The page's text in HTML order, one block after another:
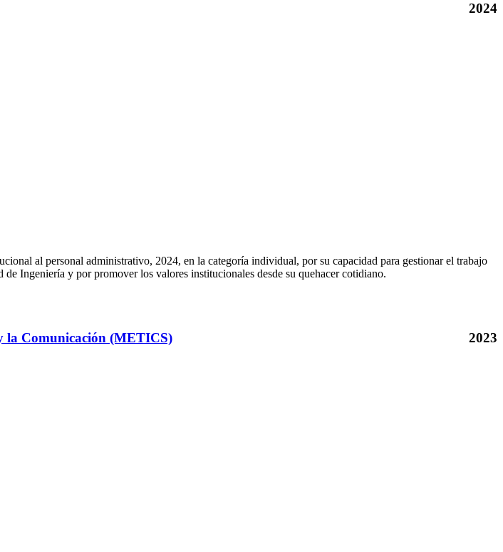
2024
al personal administrativo, 2024, en la categoría individual, por su capacidad para gestionar el trabajo
Ingeniería y por promover los valores institucionales desde su quehacer cotidiano.
la Comunicación (METICS) 2023